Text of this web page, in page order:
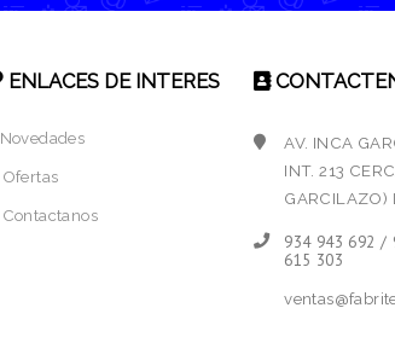
ENLACES DE INTERES
Novedades
Ofertas
Contactanos
AV. INCA
INT. 213
GARCILAZO)
934 943 692 /
615 303